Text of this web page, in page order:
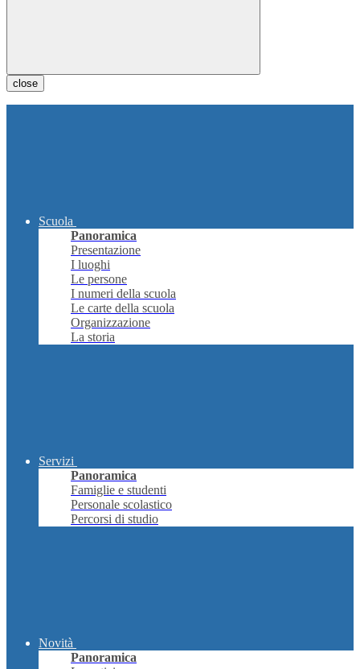
close
Scuola
Panoramica
Presentazione
I luoghi
Le persone
I numeri della scuola
Le carte della scuola
Organizzazione
La storia
Servizi
Panoramica
Famiglie e studenti
Personale scolastico
Percorsi di studio
Novità
Panoramica